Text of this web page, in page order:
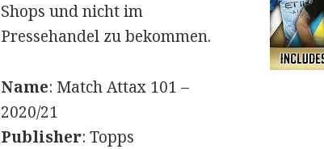
Shops und nicht im
Pressehandel zu bekommen.
Name: Match Attax 101 –
2020/21
Publisher: Topps